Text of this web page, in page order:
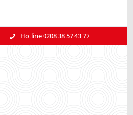
Hotline 0208 38 57 43 77